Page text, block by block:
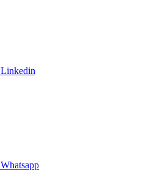
Linkedin
Whatsapp